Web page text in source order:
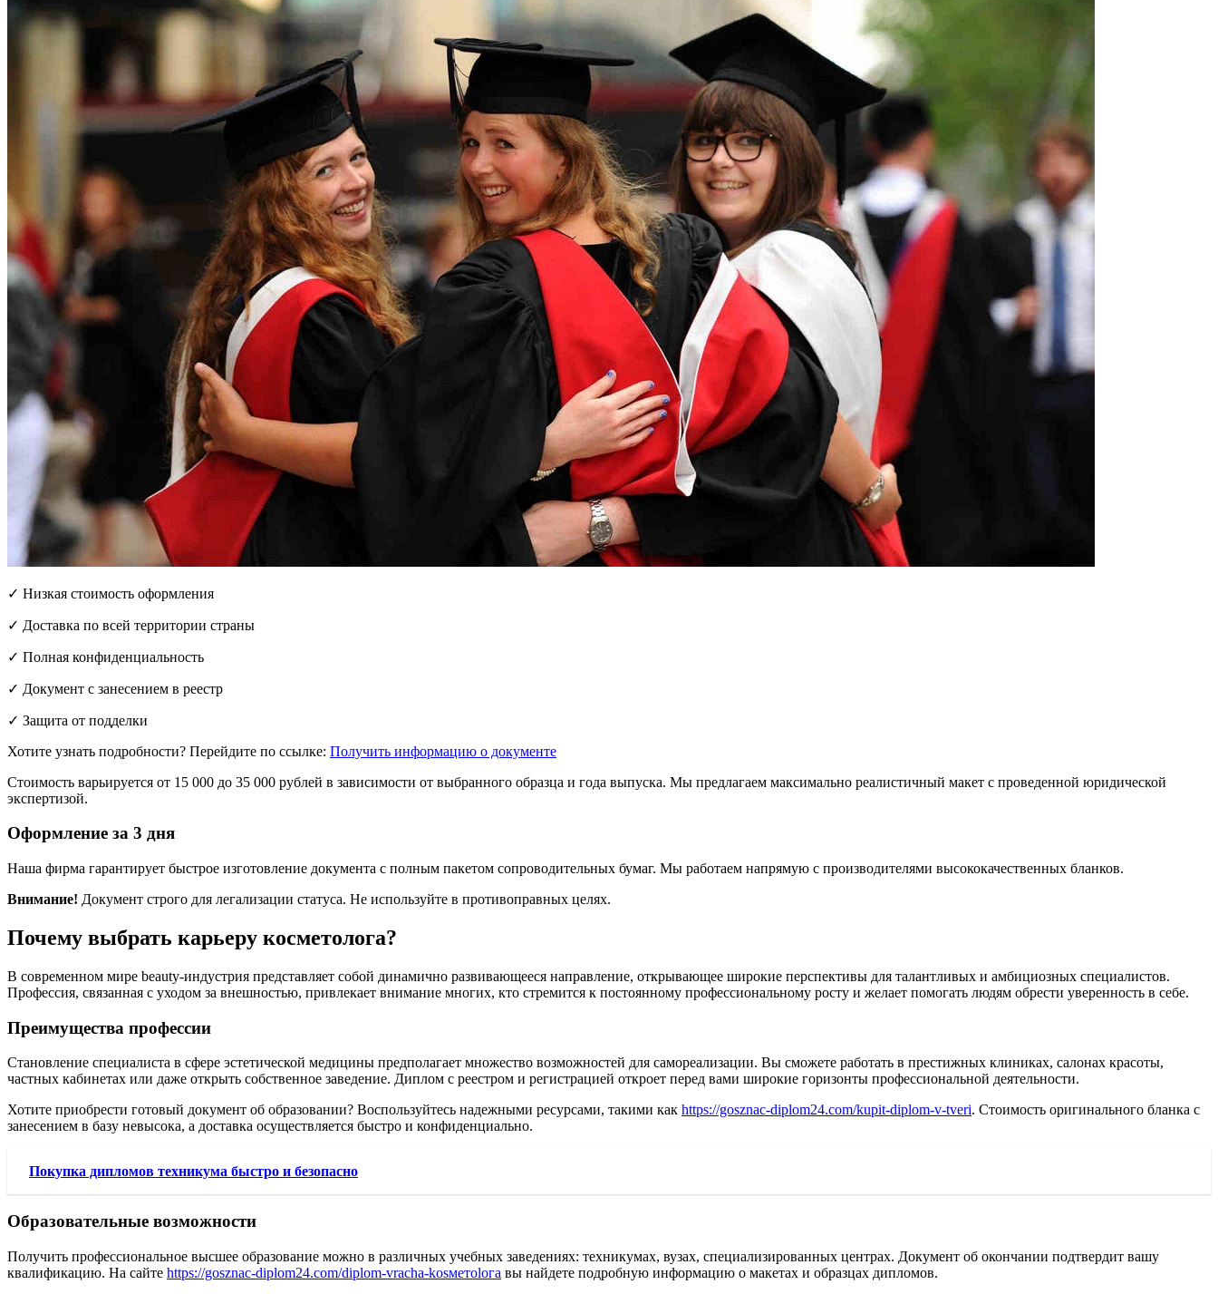
✓ Низкая стоимость оформления
✓ Доставка по всей территории страны
✓ Полная конфиденциальность
✓ Документ с занесением в реестр
✓ Защита от подделки
Хотите узнать подробности? Перейдите по ссылке: Получить информацию о документе
Стоимость варьируется от 15 000 до 35 000 рублей в зависимости от выбранного образца и года выпуска. Мы предлагаем максимально реалистичный макет с проведенной юридической
экспертизой.
Оформление за 3 дня
Наша фирма гарантирует быстрое изготовление документа с полным пакетом сопроводительных бумаг. Мы работаем напрямую с производителями высококачественных бланков.
Внимание! Документ строго для легализации статуса. Не используйте в противоправных целях.
Почему выбрать карьеру косметолога?
В современном мире beauty-индустрия представляет собой динамично развивающееся направление, открывающее широкие перспективы для талантливых и амбициозных специалистов.
Профессия, связанная с уходом за внешностью, привлекает внимание многих, кто стремится к постоянному профессиональному росту и желает помогать людям обрести уверенность в себе.
Преимущества профессии
Становление специалиста в сфере эстетической медицины предполагает множество возможностей для самореализации. Вы сможете работать в престижных клиниках, салонах красоты,
частных кабинетах или даже открыть собственное заведение. Диплом с реестром и регистрацией откроет перед вами широкие горизонты профессиональной деятельности.
Хотите приобрести готовый документ об образовании? Воспользуйтесь надежными ресурсами, такими как https://gosznac-diplom24.com/kupit-diplom-v-tveri. Стоимость оригинального бланка с
занесением в базу невысока, а доставка осуществляется быстро и конфиденциально.
Покупка дипломов техникума быстро и безопасно
Образовательные возможности
Получить профессиональное высшее образование можно в различных учебных заведениях: техникумах, вузах, специализированных центрах. Документ об окончании подтвердит вашу
квалификацию. На сайте https://gosznac-diplom24.com/diplom-vracha-kosметolога вы найдете подробную информацию о макетах и образцах дипломов.